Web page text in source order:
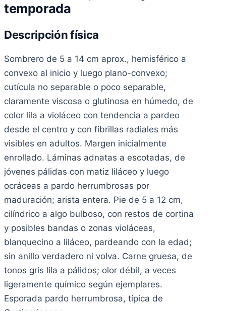
temporada
Descripción física
Sombrero de 5 a 14 cm aprox., hemisférico a
convexo al inicio y luego plano-convexo;
cutícula no separable o poco separable,
claramente viscosa o glutinosa en húmedo, de
color lila a violáceo con tendencia a pardeo
desde el centro y con fibrillas radiales más
visibles en adultos. Margen inicialmente
enrollado. Láminas adnatas a escotadas, de
jóvenes pálidas con matiz liláceo y luego
ocráceas a pardo herrumbrosas por
maduración; arista entera. Pie de 5 a 12 cm,
cilíndrico a algo bulboso, con restos de cortina
y posibles bandas o zonas violáceas,
blanquecino a liláceo, pardeando con la edad;
sin anillo verdadero ni volva. Carne gruesa, de
tonos gris lila a pálidos; olor débil, a veces
ligeramente químico según ejemplares.
Esporada pardo herrumbrosa, típica de